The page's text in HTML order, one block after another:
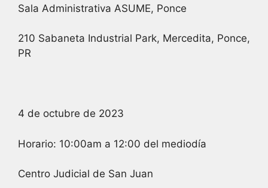
Sala Administrativa ASUME, Ponce
210 Sabaneta Industrial Park, Mercedita, Ponce,
PR
4 de octubre de 2023
Horario: 10:00am a 12:00 del mediodía
Centro Judicial de San Juan